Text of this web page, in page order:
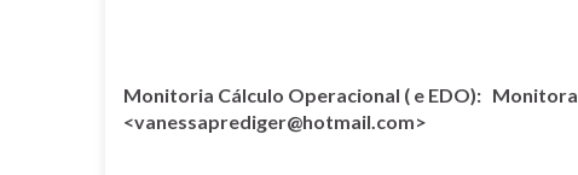
Monitoria Cálculo Operacional ( e EDO): Monitora
<vanessaprediger@hotmail.com>